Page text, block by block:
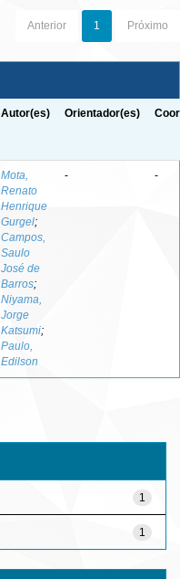
Anterior 1 Próximo
Autor(es) Orientador(es)
Mota,
Renato
Henrique
Gurgel;
Campos,
Saulo
José de
Barros;
Niyama,
Jorge
Katsumi;
Paulo,
Edilson
- -
1
1